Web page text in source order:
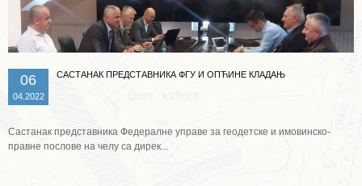
06
04.2022
САСТАНАК ПРЕДСТАВНИКА ФГУ И ОПЋИНЕ КЛАДАЊ
Састанак представника Федералне управе за геодетске и имовинско-
правне послове на челу са дирек...